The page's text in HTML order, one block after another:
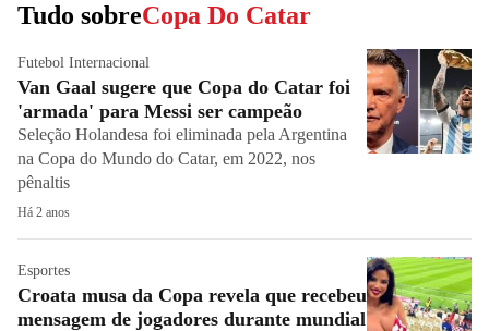
Tudo sobreCopa Do Catar
Futebol Internacional
Van Gaal sugere que Copa do Catar foi
'armada' para Messi ser campeão
Seleção Holandesa foi eliminada pela Argentina
na Copa do Mundo do Catar, em 2022, nos
pênaltis
Há 2 anos
Esportes
Croata musa da Copa revela que recebeu
mensagem de jogadores durante mundial